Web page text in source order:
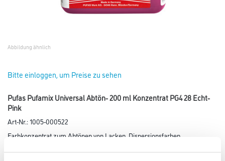
Abbildung ähnlich
Bitte einloggen, um Preise zu sehen
Pufas Pufamix Universal Abtön- 200 ml Konzentrat PG4 28 Echt-
Pink
Art-Nr.:1005-000522
Farbkonzentrat zum Abtönen von Lacken, Dispersionsfarben,